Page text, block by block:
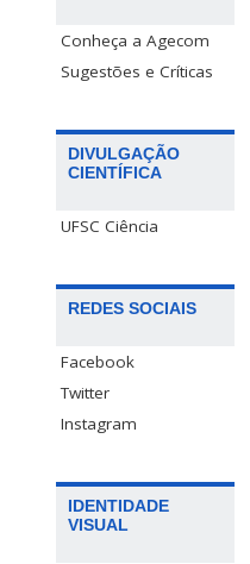
Conheça a Agecom
Sugestões e Críticas
DIVULGAÇÃO
CIENTÍFICA
UFSC Ciência
REDES SOCIAIS
Facebook
Twitter
Instagram
IDENTIDADE
VISUAL